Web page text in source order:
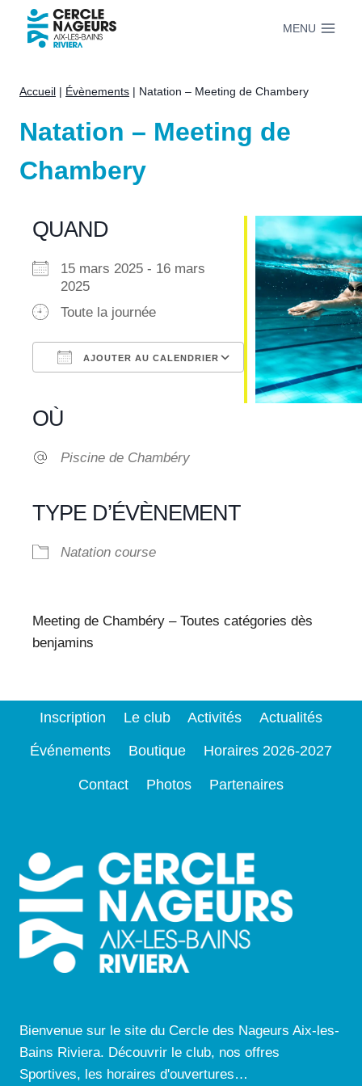
MENU
Accueil | Évènements | Natation – Meeting de Chambery
Natation – Meeting de
Chambery
QUAND
15 mars 2025 - 16 mars
2025
Toute la journée
AJOUTER AU CALENDRIER
Outlook Live
OÙ
Piscine de Chambéry
TYPE D’ÉVÈNEMENT
Natation course
Meeting de Chambéry – Toutes catégories dès
benjamins
Inscription Le club Activités Actualités
Événements Boutique Horaires 2026-2027
Contact Photos Partenaires
Bienvenue sur le site du Cercle des Nageurs Aix-les-
Bains Riviera. Découvrir le club, nos offres
Sportives, les horaires d'ouvertures…